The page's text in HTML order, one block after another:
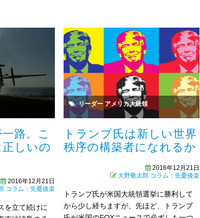
路。こ
しいの
2016年12月21日
コラム：先憂後楽
を立て続けに
リーダー アメリカ大統領
トランプ氏は新しい世界
秩序の構築者になれるか
2016年12月21日
大野敬太郎 コラム：先憂後楽
トランプ氏が米国大統領選挙に勝利して
から少し経ちますが、先ほど、トランプ